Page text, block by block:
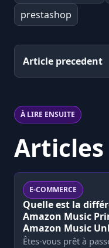
prestashop
Article precedent
À LIRE ENSUITE
Articles
E-COMMERCE
Quelle est la
Amazon Music
Amazon Music
Êtes-vous prêt à